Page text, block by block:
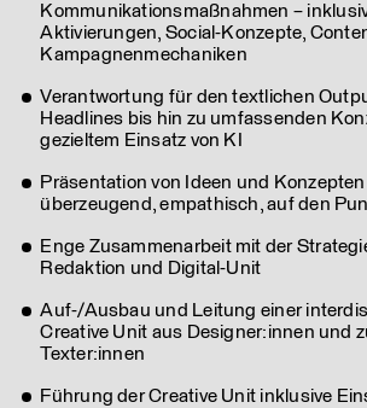
Kommunikationsmaßnahmen –
Aktivierungen, Social-Konzepte,
Kampagnenmechaniken
Verantwortung für den textlichen
Headlines bis hin zu umfassenden
gezieltem Einsatz von KI
Präsentation von Ideen und
überzeugend, empathisch, auf den
Enge Zusammenarbeit mit der
Redaktion und Digital-Unit
Auf-/Ausbau und Leitung einer
Creative Unit aus Designer:innen und
Texter:innen
Führung der Creative Unit inklusive